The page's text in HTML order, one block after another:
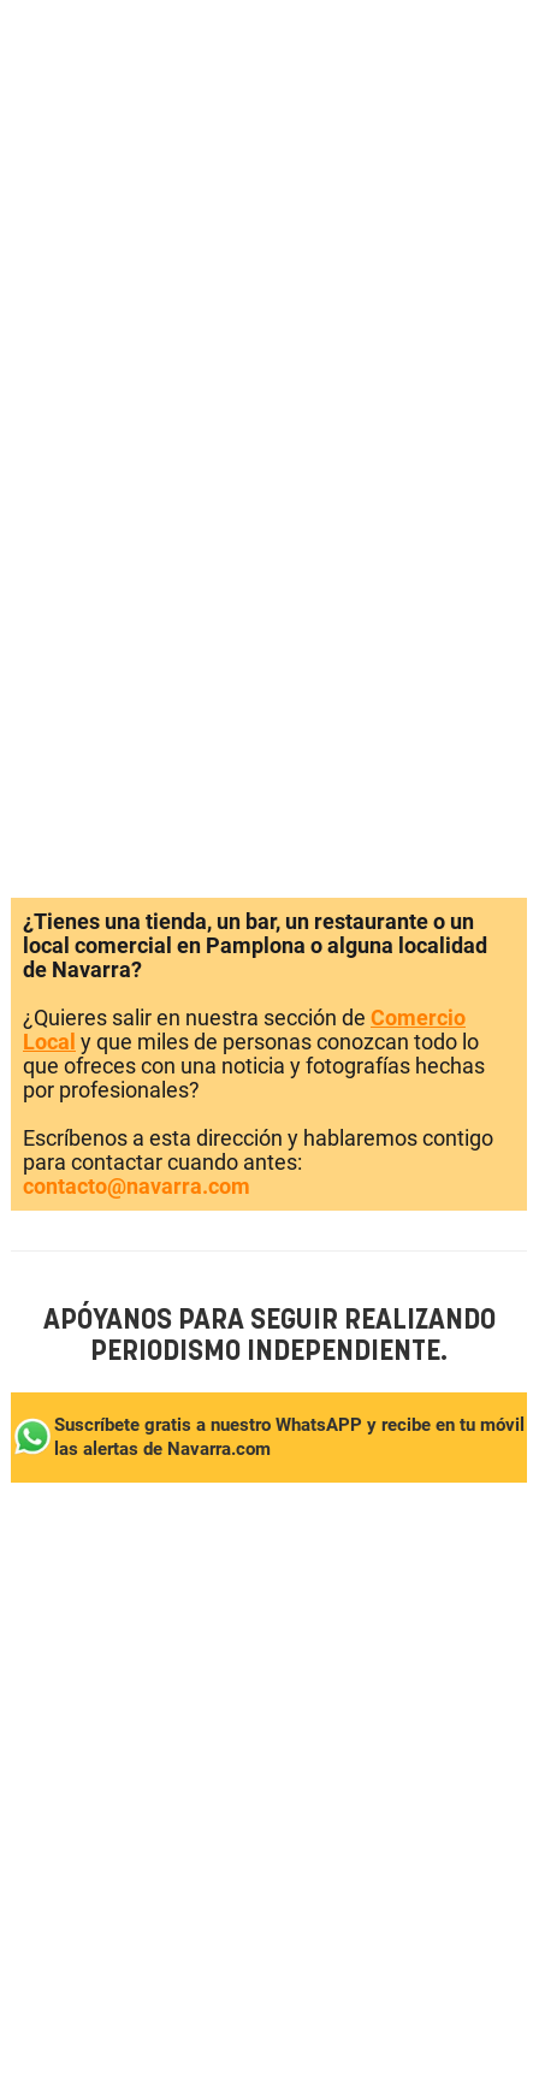
¿Tienes una tienda, un bar, un restaurante o un
local comercial en Pamplona o alguna localidad
de Navarra?
¿Quieres salir en nuestra sección de Comercio
Local y que miles de personas conozcan todo lo
que ofreces con una noticia y fotografías hechas
por profesionales?
Escríbenos a esta dirección y hablaremos contigo
para contactar cuando antes:
contacto@navarra.com
APÓYANOS PARA SEGUIR REALIZANDO
PERIODISMO INDEPENDIENTE.
Suscríbete gratis a nuestro WhatsAPP y recibe en tu móvil
las alertas de Navarra.com